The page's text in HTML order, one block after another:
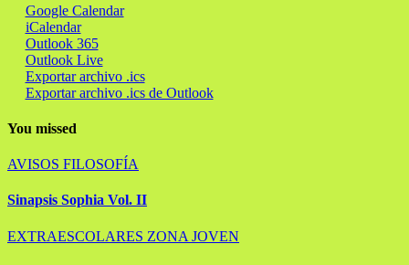
Google Calendar
iCalendar
Outlook 365
Outlook Live
Exportar archivo .ics
Exportar archivo .ics de Outlook
You missed
AVISOS FILOSOFÍA
Sinapsis Sophia Vol. II
EXTRAESCOLARES ZONA JOVEN